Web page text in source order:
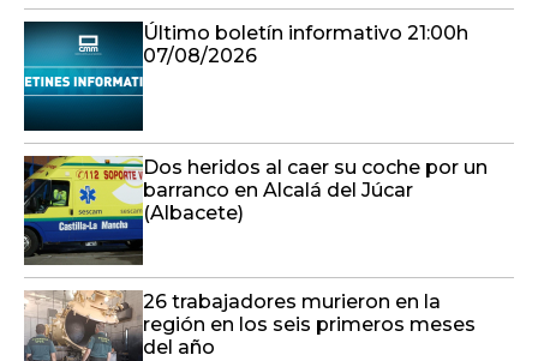
Último boletín informativo 21:00h
07/08/2026
Dos heridos al caer su coche por un
barranco en Alcalá del Júcar
(Albacete)
26 trabajadores murieron en la
región en los seis primeros meses
del año